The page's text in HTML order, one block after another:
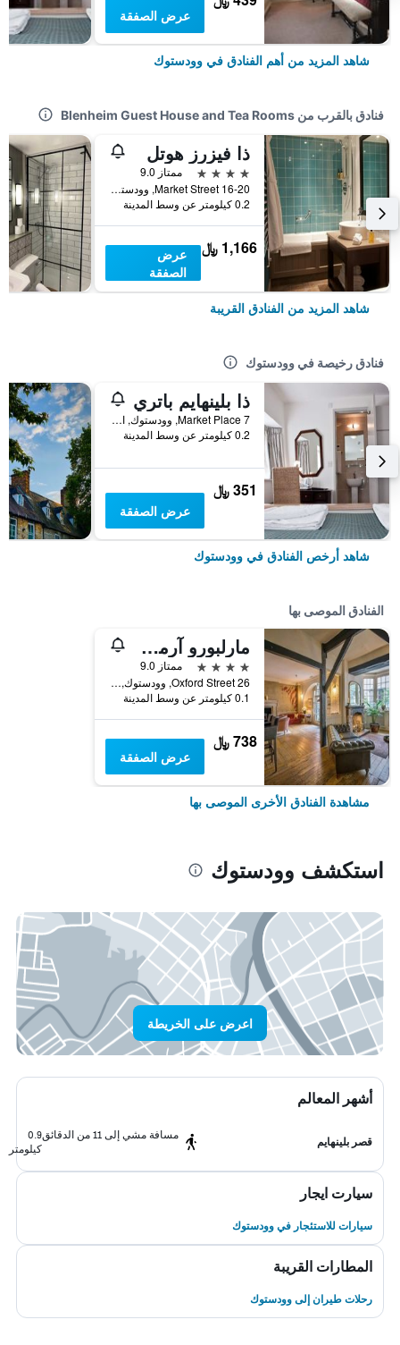
عرض الصفقة
شاهد المزيد من أهم الفنادق في وودستوك
فنادق بالقرب من Blenheim Guest House and Tea Rooms
ذا فيزرز هوتل
4 نجوم
ممتاز 9.0
16-20 Market Street, وودستوك, المملكة المتحدة
0.2 كيلومتر عن وسط المدينة
1,166 ﷼
عرض
الصفقة
شاهد المزيد من الفنادق القريبة
فنادق رخيصة في وودستوك
ذا بلينهايم باتري
7 Market Place, وودستوك, المملكة المتحدة
0.2 كيلومتر عن وسط المدينة
351 ﷼
عرض الصفقة
شاهد أرخص الفنادق في وودستوك
الفنادق الموصى بها
مارلبورو آرمز هوتل
4 نجوم
ممتاز 9.0
26 Oxford Street, وودستوك, المملكة المتحدة
0.1 كيلومتر عن وسط المدينة
738 ﷼
عرض الصفقة
مشاهدة الفنادق الأخرى الموصى بها
استكشف وودستوك
اعرض على الخريطة
أشهر المعالم
قصر بلينهايم
مسافة مشي إلى 11 من الدقائق
0.9
كيلومتر
سيارت ايجار
سيارات للاستئجار في وودستوك
المطارات القريبة
رحلات طيران إلى وودستوك